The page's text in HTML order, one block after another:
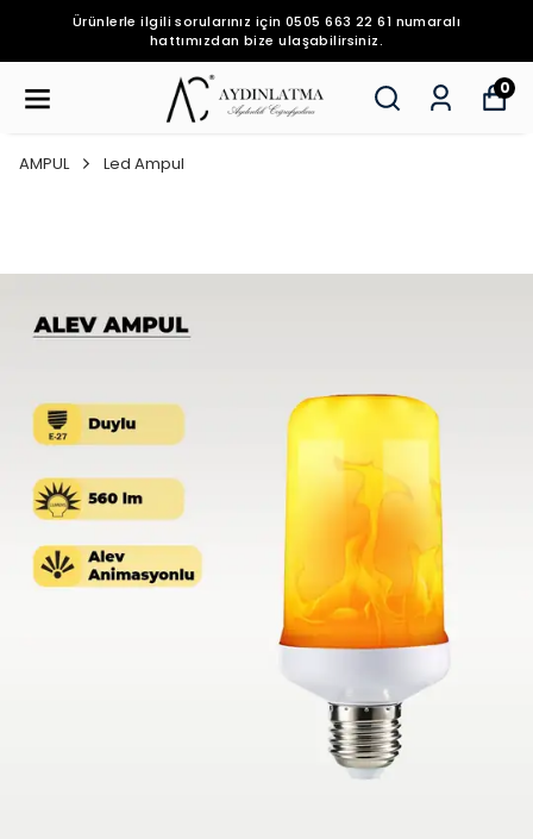
Ürünlerle ilgili sorularınız için 0505 663 22 61 numaralı
hattımızdan bize ulaşabilirsiniz.
0
AMPUL Led Ampul